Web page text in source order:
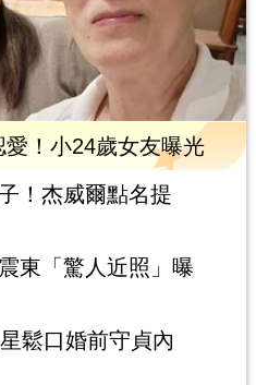
！小24歲女友曝光
！杰威爾點名提
東「驚人近照」曝
鬆口婚前守貞內